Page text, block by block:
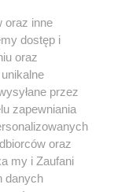
powielany i
jakikolwiek sposób (w
polu
w
użycie lub
prawa,
kary i może być
oraz inne
dostęp i
oraz
przez
zapewniania
oraz
my i Zaufani
danych